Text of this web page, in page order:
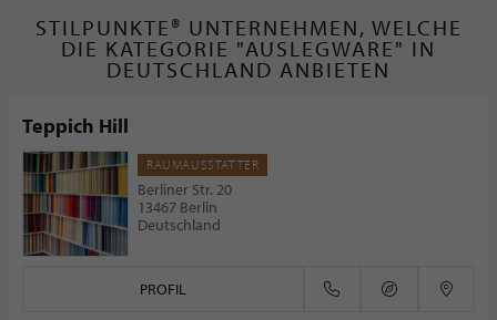
STILPUNKTE® UNTERNEHMEN, WELCHE
DIE KATEGORIE "AUSLEGWARE" IN
DEUTSCHLAND ANBIETEN
Teppich Hill
RAUMAUSSTATTER
Berliner Str. 20
13467 Berlin
Deutschland
PROFIL